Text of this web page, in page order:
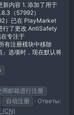
内容 1. 添加了用于
（57992）
）已在 PlayMarket
行了更改 AntiSafety
专注于
有注册模块中移除
」选项时，现在默认将
用邮箱进行注册
自动注册
Ответы:
(CN)